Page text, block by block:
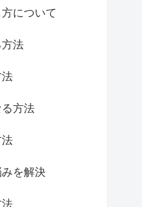
について
法
方法
を解決